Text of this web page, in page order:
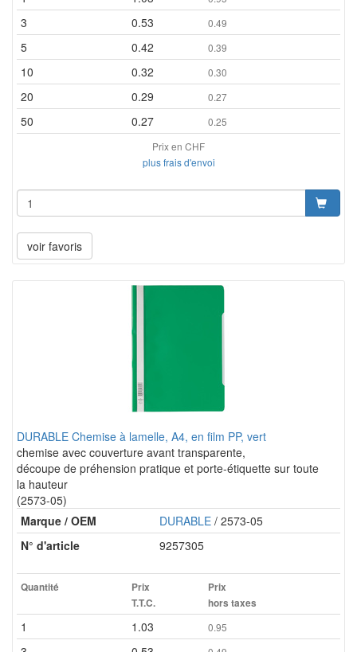
3 0.53 0.49
5 0.42 0.39
10 0.32 0.30
20 0.29 0.27
50 0.27
0.25
Prix en CHF
plus frais d'envoi
voir favoris
DURABLE Chemise à lamelle, A4, en film PP, vert
chemise avec couverture avant transparente,
découpe de préhension pratique et porte-étiquette sur toute
la hauteur
(2573-05)
Marque / OEM
DURABLE / 2573-05
N° d'article
9257305
Quantité
Prix
T.T.C.
Prix
hors taxes
1 1.03 0.95